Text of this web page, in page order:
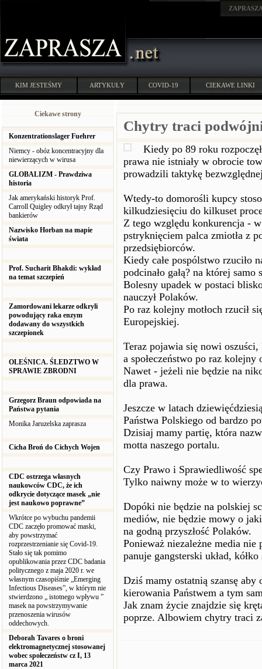
KIM JESTEŚMY ARTYKUŁY COVID-19 CIEKAWE LINKI
Ciekawe strony
Konzentrationslager Fuehrer
Niemcy - obóz koncentracyjny dla
niewierzących w wirusa
GLOBALIZM - Prawdziwa
historia
Jak amerykański historyk Prof.
Carroll Quigley odkrył tajny Rząd
bankierów
Nazwisko Horban na mapie
świata
Prof. Sucharit Bhakdi: wykład
na temat szczepień
Zamordowani lekarze odkryli
powodujący raka enzym
dodawany do wszystkich
szczepionek
OLEŚNICA. ŚLEDZTWO W
SPRAWIE ZBRODNI
Grzegorz Braun odpowiada na
Państwa pytania
Monika Jaruzelska zaprasza
Cicha Broń do Cichych Wojen
CDC ostrzega własnych
naukowców CDC, że ich
odkrycie dotyczące masek „nie
jest naukowo poprawne”
Wkrótce po wybuchu pandemii
CDC zaczęło promować maski,
aby powstrzymać
rozprzestrzenianie się Covid-19.
Stało się tak pomimo
opublikowania przez CDC badania
politycznego z maja 2020 r. we
własnym czasopiśmie „Emerging
Infectious Diseases”, w którym nie
stwierdzono „ istotnego wpływu ”
masek na powstrzymywanie
przenoszenia wirusów
oddechowych.
Deborah Tavares o broni
elektromagnetycznej stosowanej
wobec społeczeństw cz I, 13
marca 2021
Chytry traci
Kiedy po 89 roku
prawa nie istniały w obrocie
prowadzili taktykę
Wtedy-to domorośli kupcy
kilkudziesięciu do kilkuset
Z tego względu konkurencja -
pstryknięciem palca zmiotła z
przedsiębiorców.
Kiedy całe pospólstwo rzuciło
podcinało gałą? na której samo
Bolesny upadek w postaci
nauczył Polaków.
Po raz kolejny motłoch rzucił
Europejskiej.
Teraz pojawia się nowi
a społeczeństwo po raz kolejny
Nawet - jeżeli nie będzie na
dla prawa.
Jeszcze w latach
Państwa Polskiego od bardzo
Dzisiaj mamy partię, która
motta naszego portalu.
Czy Prawo i Sprawiedliwość
Tylko naiwny może w to
Dopóki nie będzie na polskiej
mediów, nie będzie mowy o
na godną przyszłość Polaków.
Ponieważ niezależne media nie
panuje gangsterski układ,
Dziś mamy ostatnią szansę
kierowania Państwem a tym
Jak znam życie znajdzie się
poprze. Albowiem chytry traci